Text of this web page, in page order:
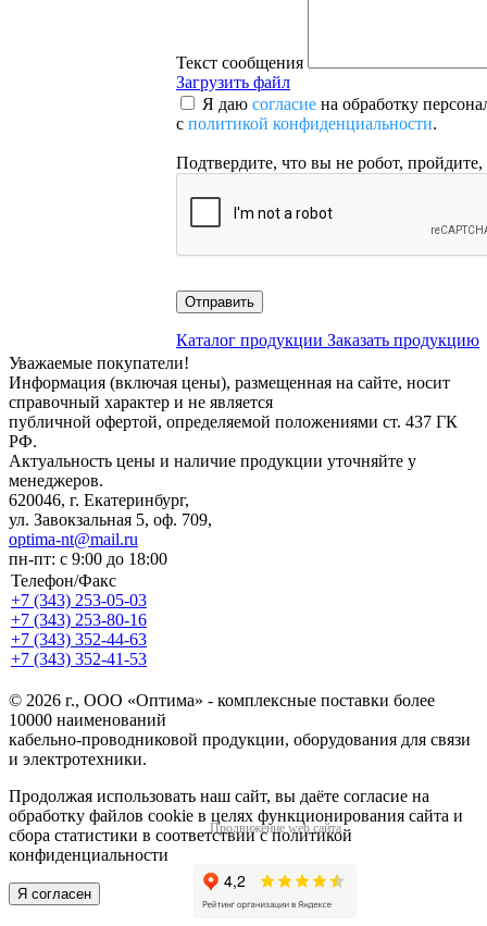
Текст сообщения
Загрузить файл
Я даю согласие на обработку
с политикой конфиденциальности.
Подтвердите, что вы не робот,
Отправить
Каталог продукции Заказать продукцию
Уважаемые покупатели!
Информация (включая цены), размещенная на сайте, носит
справочный характер и не является
публичной офертой, определяемой положениями ст. 437 ГК
РФ.
Актуальность цены и наличие продукции уточняйте у
менеджеров.
620046, г. Екатеринбург,
ул. Завокзальная 5, оф. 709,
optima-nt@mail.ru
пн-пт: с 9:00 до 18:00
Телефон/Факс
+7 (343) 253-05-03
+7 (343) 253-80-16
+7 (343) 352-44-63
+7 (343) 352-41-53
© 2026 г., ООО «Оптима» - комплексные поставки более
10000 наименований
кабельно-проводниковой продукции, оборудования для связи
и электротехники.
Продвижение web сайта
Продолжая использовать наш сайт, вы даёте согласие на
обработку файлов cookie в целях функционирования сайта и
сбора статистики в соответствии сполитикой
конфиденциальности
Я согласен